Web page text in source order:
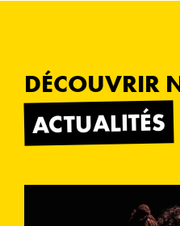
DÉCOUVRIR
ACTUALITÉS